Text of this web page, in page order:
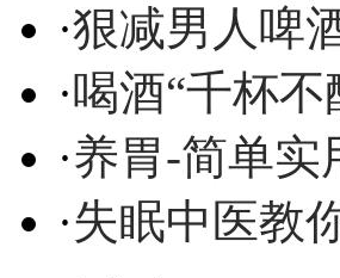
·狠减男人啤
·喝酒“千杯不
·养胃-简单实
·失眠中医教